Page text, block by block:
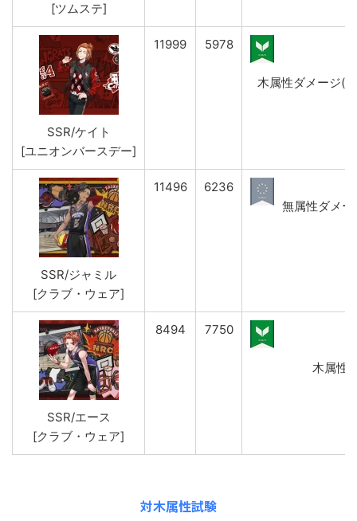
[ツムステ]
SSR/ケイト
[ユニオンバースデー]
11999 5978
木属性ダメージ(
SSR/ジャミル
[クラブ・ウェア]
11496
6236
無属性ダメ
SSR/エース
[クラブ・ウェア]
8494 7750
木属性
対木属性試験